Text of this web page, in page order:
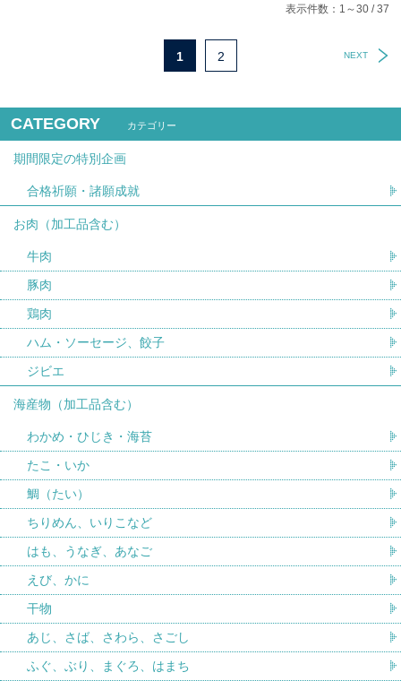
表示件数：1～30 / 37
NEXT
1 2
CATEGORY カテゴリー
期間限定の特別企画
合格祈願・諸願成就
お肉（加工品含む）
牛肉
豚肉
鶏肉
ハム・ソーセージ、餃子
ジビエ
海産物（加工品含む）
わかめ・ひじき・海苔
たこ・いか
鯛（たい）
ちりめん、いりこなど
はも、うなぎ、あなご
えび、かに
干物
あじ、さば、さわら、さごし
ふぐ、ぶり、まぐろ、はまち